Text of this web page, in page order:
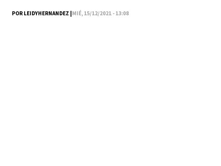
POR LEIDYHERNANDEZ |MIÉ, 15/12/2021 - 13:08